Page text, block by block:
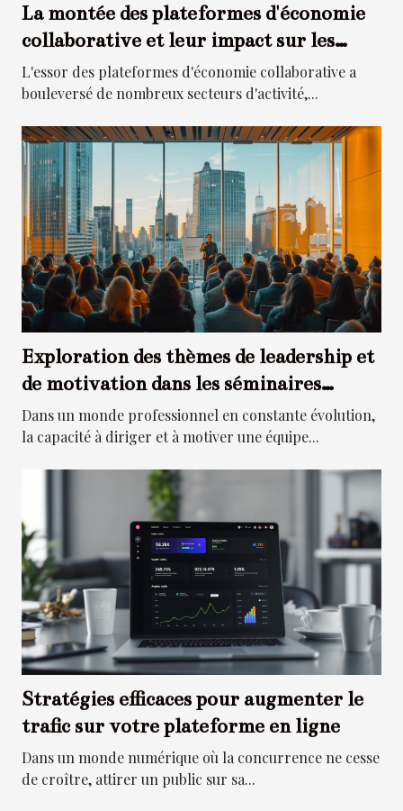
La montée des plateformes d'économie
collaborative et leur impact sur les
industries traditionnelles
L'essor des plateformes d'économie collaborative a
bouleversé de nombreux secteurs d'activité,...
Exploration des thèmes de leadership et
de motivation dans les séminaires
professionnels
Dans un monde professionnel en constante évolution,
la capacité à diriger et à motiver une équipe...
Stratégies efficaces pour augmenter le
trafic sur votre plateforme en ligne
Dans un monde numérique où la concurrence ne cesse
de croître, attirer un public sur sa...